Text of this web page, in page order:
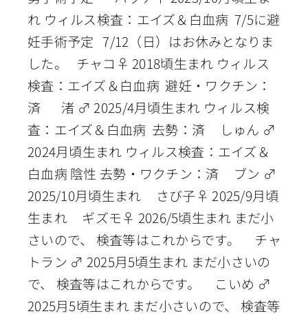
れ ウィルス検査：エイズ＆白血病 7/5に避
妊手術予定 7/12（日）はお休みとなりま
した。 チャコ♀ 2018頃生まれ ウィルス
検査：エイズ＆白血病 避妊・ワクチン：
済 渚 ♂ 2025/4月頃生まれ ウィルス検
査：エイズ＆白血病 去勢：済 しゅん ♂
2024月頃生まれ ウィルス検査：エイズ＆
白血病 陰性 去勢・ワクチン：済 ブン ♂
2025/10月頃生まれ さび子♀ 2025/9月頃
生まれ ギズモ♀ 2026/5頃生まれ まだ小
さいので、 検査等はこれからです。 チャ
トラン ♂ 2025月5頃生まれ まだ小さいの
で、 検査等はこれからです。 こいめ ♂
2025月5頃生まれ まだ小さいので、 検査等